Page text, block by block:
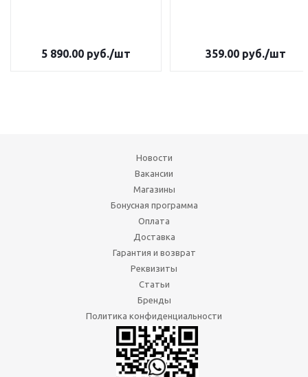
5 890.00 руб./шт 359.00руб./шт
Новости
Вакансии
Магазины
Бонусная программа
Оплата
Доставка
Гарантия и возврат
Реквизиты
Статьи
Бренды
Политика конфиденциальности